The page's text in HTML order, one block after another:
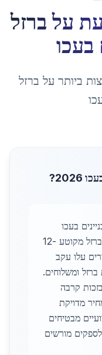
על ברזל
בעכו
ביותר על ברזל
בניינים בעכו
עומד על כ-4400 שקלים לטון לברזל מקוטע 12-
עלו עקב
ברזל ומשלוחים.
קרבה
מדויקת
מבטיחים
מורשים